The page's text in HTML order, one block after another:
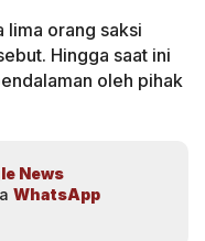
lima orang saksi
Hingga saat ini
oleh pihak
News
WhatsApp